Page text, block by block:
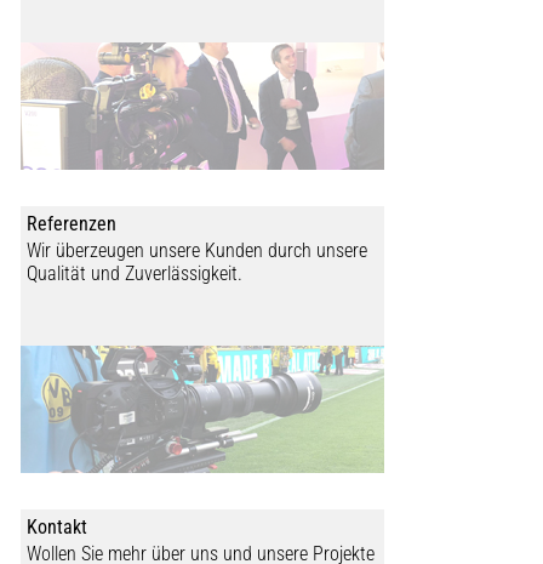
Referenzen
Wir überzeugen unsere Kunden durch unsere
Qualität und Zuverlässigkeit.
Kontakt
Wollen Sie mehr über uns und unsere Projekte